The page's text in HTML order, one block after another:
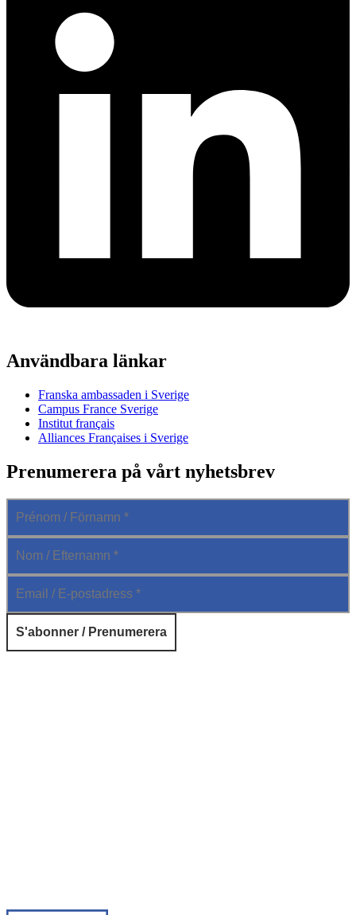
Användbara länkar
Franska ambassaden i Sverige
Campus France Sverige
Institut français
Alliances Françaises i Sverige
Prenumerera på vårt nyhetsbrev